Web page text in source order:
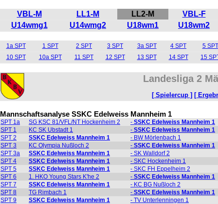
VBL-M LL1-M LL2-M
VBL-F
U14wmg1
U14wmg2 U18wm1 U18wm2
1a SPT 1 SPT 2 SPT 3 SPT 3a SPT 4 SPT
5 SPT
10 SPT
10a SPT 11 SPT 12 SPT 13 SPT 14 SPT 15
Landesliga 2
[ Spielercup ] [
Mannschaftsanalyse SSKC Edelweiss Mannheim 1
SPT 1a SG KSC 81/VFL/NT Hockenheim 2 - SSKC Edelweiss Mannheim 1
SPT 1
KC SK Ubstadt 1 - SSKC Edelweiss Mannheim 1
SPT 2
SSKC Edelweiss Mannheim 1
- BW Mörlenbach 1
SPT 3
KC Olympia Nußloch 2 - SSKC Edelweiss Mannheim 1
SPT 3a
SSKC Edelweiss Mannheim 1
- SK Walldorf 2
SPT 4
SSKC Edelweiss Mannheim 1
- SKC Hockenheim 1
SPT 5
SSKC Edelweiss Mannheim 1
- SKC FH Eppelheim 2
SPT 6
1. HKO Young Stars K'he 2 - SSKC Edelweiss Mannheim 1
SPT 7
SSKC Edelweiss Mannheim 1
- KC BG Nußloch 2
SPT 8
TG Rimbach 1 - SSKC Edelweiss Mannheim 1
SPT 9
SSKC Edelweiss Mannheim 1
- TV Unterlenningen 1